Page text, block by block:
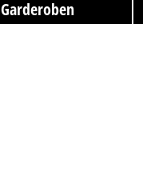
Garderoben